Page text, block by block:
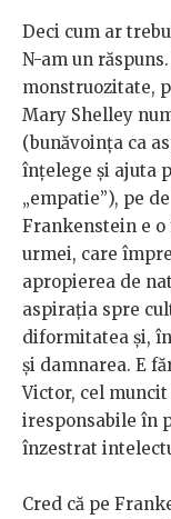
Deci cum ar
N-am un
monstruozitate,
Mary Shelley
(bunăvoința ca
înțelege și ajuta
„empatie”), pe
Frankenstein e
urmei, care
apropierea de
aspirația spre
diformitatea și,
și damnarea. E
Victor, cel
iresponsabile în
înzestrat
Cred că pe